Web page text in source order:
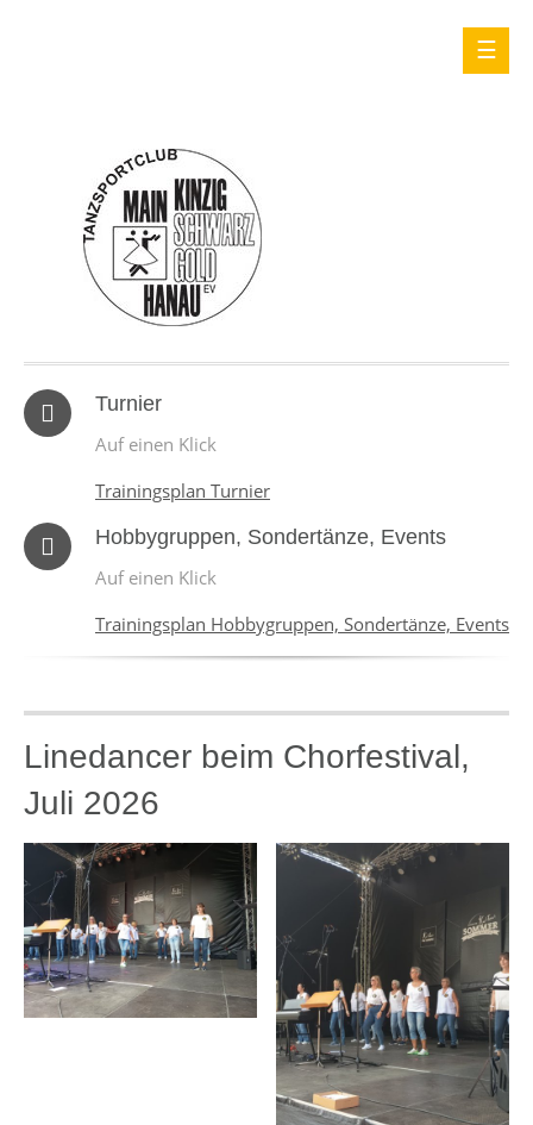
Turnier
Auf einen Klick
Trainingsplan Turnier
Hobbygruppen, Sondertänze, Events
Auf einen Klick
Trainingsplan Hobbygruppen, Sondertänze, Events
Linedancer beim Chorfestival,
Juli 2026